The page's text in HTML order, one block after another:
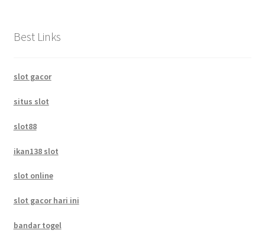
Best Links
slot gacor
situs slot
slot88
ikan138 slot
slot online
slot gacor hari ini
bandar togel